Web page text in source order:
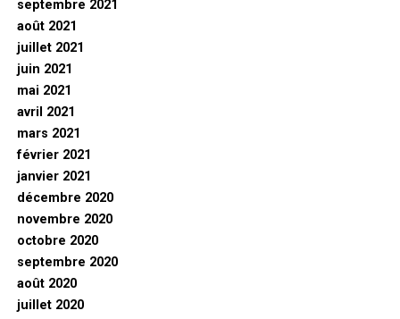
septembre 2021
août 2021
juillet 2021
juin 2021
mai 2021
avril 2021
mars 2021
février 2021
janvier 2021
décembre 2020
novembre 2020
octobre 2020
septembre 2020
août 2020
juillet 2020